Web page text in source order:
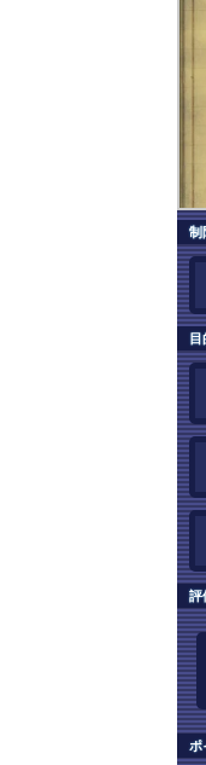
制
目
評
ポ